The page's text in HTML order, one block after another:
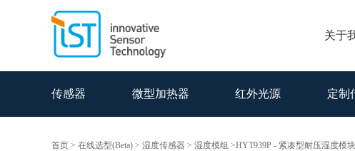
关于
传感器 微型加热器 红外光源 定制
首页 > 在线选型(Beta) > 湿度传感器 > 湿度模组 >HYT939P - 紧凑型耐压湿度模块